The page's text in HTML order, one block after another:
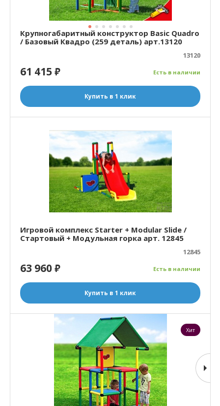
Крупногабаритный конструктор Basic Quadro
/ Базовый Квадро (259 деталь) арт.13120
13120
Есть в наличии
61 415₽
Купить в 1 клик
Игровой комплекс Starter + Modular Slide /
Стартовый + Модульная горка арт. 12845
12845
Есть в наличии
63 960₽
Купить в 1 клик
Хит